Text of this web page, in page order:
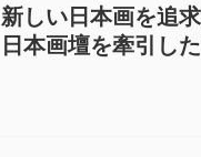
新しい日本画を追
日本画壇を牽引し